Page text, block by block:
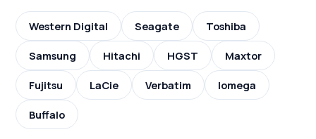
Western Digital Seagate Toshiba
Samsung Hitachi HGST Maxtor
Fujitsu LaCie Verbatim Iomega
Buffalo